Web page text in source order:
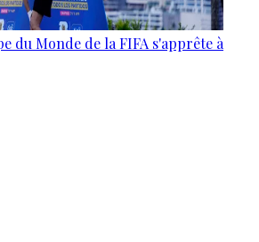
du Monde de la FIFA s'apprête à